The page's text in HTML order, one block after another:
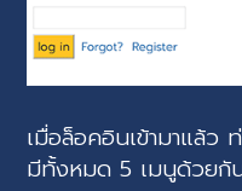
เมื่อล็อคอินเข้ามาแล้ว
มีทั้งหมด 5 เมนูด้วยกั